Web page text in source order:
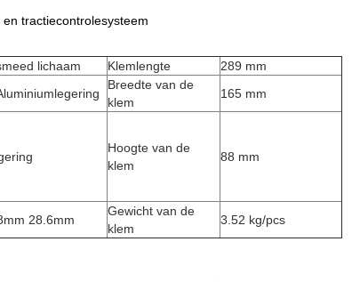
tractiecontrolesysteem
lichaam Klemlengte
289 mm
Breedte van de
klem
165 mm
Hoogte van de
klem
88 mm
28.6mm
Gewicht van de
klem
3.52 kg/pcs